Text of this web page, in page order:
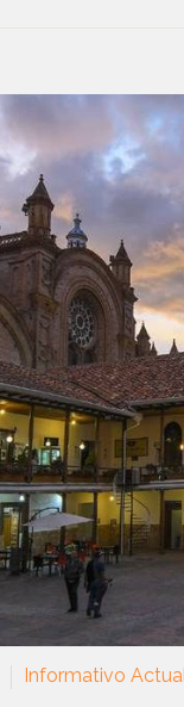
Informativo